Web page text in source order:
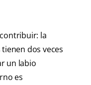
la
dos veces
un labio
es